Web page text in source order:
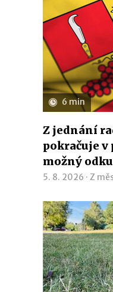
6 min
Z jednání
pokračuje v
možný
5. 8. 2026 · Z